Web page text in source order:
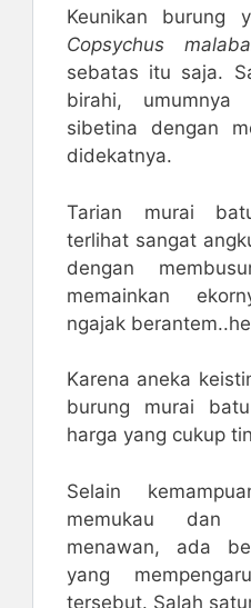
Keunikan burung
Copsychus
sebatas itu saja.
birahi,
sibetina dengan
didekatnya.
Tarian murai
terlihat sangat
dengan
memainkan
ngajak
Karena aneka
burung murai
harga yang cukup
Selain
memukau dan
menawan, ada
yang
tersebut. Salah